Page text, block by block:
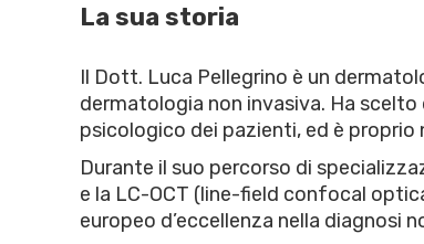
La sua storia
Il Dott. Luca Pellegrino è un
dermatologia non invasiva. Ha
psicologico dei pazienti, ed è
Durante il suo percorso di
e la LC-OCT (line-field confocal
europeo d’eccellenza nella diagnosi